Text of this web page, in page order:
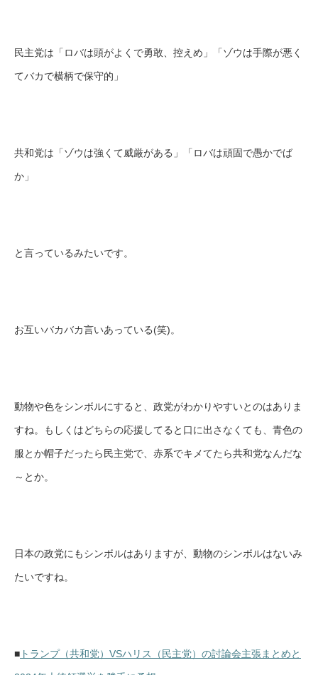
民主党は「ロバは頭がよくで勇敢、控えめ」「ゾウは手際が悪く
てバカで横柄で保守的」
共和党は「ゾウは強くて威厳がある」「ロバは頑固で愚かでば
か」
と言っているみたいです。
お互いバカバカ言いあっている(笑)。
動物や色をシンボルにすると、政党がわかりやすいとのはありま
すね。もしくはどちらの応援してると口に出さなくても、青色の
服とか帽子だったら民主党で、赤系でキメてたら共和党なんだな
～とか。
日本の政党にもシンボルはありますが、動物のシンボルはないみ
たいですね。
■ トランプ（共和党）VSハリス（民主党）の討論会主張まとめと